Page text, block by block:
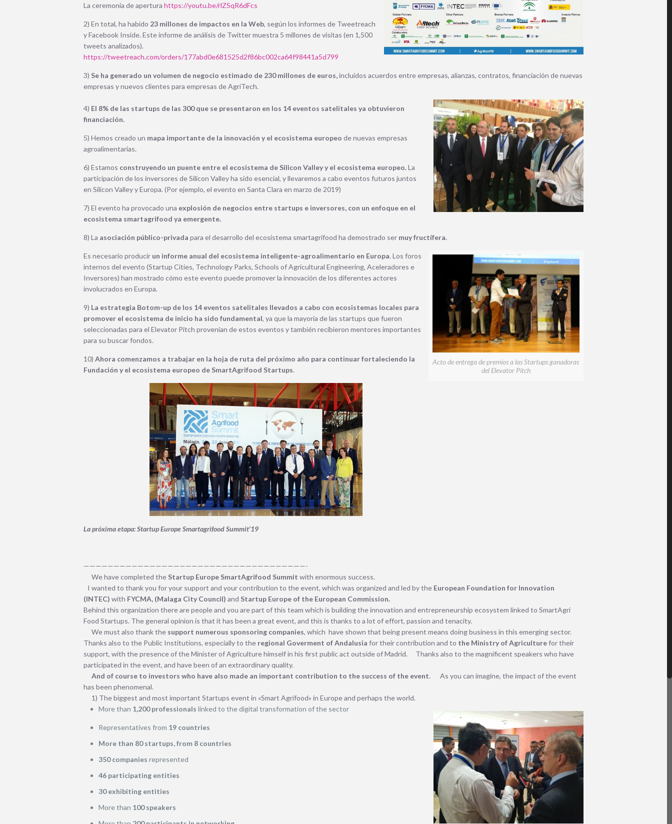
La ceremonia de aperturahttps://youtu.be/rlZSqR6dFcs
2) En total, ha habido 23 millones de impactos en la Web, según los informes de Tweetreach
y Facebook Inside.Este informe de análisis de Twitter muestra 5 millones de visitas (en 1,500
tweets analizados).
https://tweetreach.com/orders/177abd0e681525d2f86bc002ca64f98441a5d799
3) Se ha generado un volumen de negocio estimado de 230 millones de euros,incluidos acuerdos entre empresas, alianzas, contratos, financiación de nuevas
empresas y nuevos clientes para empresas de AgriTech.
4) El 8% de las startups de las 300 que se presentaron en los 14 eventos satelitales ya obtuvieron
financiación.
5) Hemos creado un mapa importante de la innovación y el ecosistema europeo de nuevas empresas
agroalimentarias.
6) Estamos construyendo un puente entre el ecosistema de Silicon Valley y el ecosistema europeo.La
participación de los inversores de Silicon Valley ha sido esencial, y llevaremos a cabo eventos futuros juntos
en Silicon Valley y Europa.(Por ejemplo, el evento en Santa Clara en marzo de 2019)
7) El evento ha provocado una explosión de negocios entre startups e inversores, con un enfoque en el
ecosistema smartagrifood ya emergente.
8) La asociación público-privada para el desarrollo del ecosistema smartagrifood ha demostrado ser muy fructífera.
Acto de entrega de premios a las Startups ganadoras
del Elevator Pitch
Es necesario producir un informe anual del ecosistema inteligente-agroalimentario en Europa.Los foros
internos del evento (Startup Cities, Technology Parks, Schools of Agricultural Engineering, Aceleradores e
Inversores) han mostrado cómo este evento puede promover la innovación de los diferentes actores
involucrados en Europa.
9) La estrategia Botom-up de los 14 eventos satelitales llevados a cabo con ecosistemas locales para
promover el ecosistema de inicio ha sido fundamental, ya que la mayoría de las startups que fueron
seleccionadas para el Elevator Pitch provenían de estos eventos y también recibieron mentores importantes
para subuscar fondos.
10)Ahora comenzamos a trabajar en la hoja de ruta del próximo año para continuar fortaleciendo la
Fundación y el ecosistema europeo de SmartAgrifood Startups.
La próxima etapa: Startup Europe Smartagrifood Summit’19
—————————————————————————————————————-
We have completed the Startup Europe SmartAgrifood Summitwith enormous success.
I wanted to thank you for your support and your contribution to the event, which was organized and led by the European Foundation for Innovation
(INTEC) with FYCMA, (Malaga City Council) and Startup Europe of the European Commission.
Behind this organization there are people and you are part of this team which is building the innovation and entrepreneurship ecosystem linked to SmartAgri
Food Startups. The general opinion is that it has been a great event, and this is thanks to a lot of effort, passion and tenacity.
We must also thank the support numerous sponsoring companies, which have shown that being present means doing business in this emerging sector.
Thanks also to the Public Institutions, especially to the regional Goverment of Andalusiafor their contribution and to the Ministry of Agriculturefor their
support, with the presence of the Minister of Agriculture himself in his first public act outside of Madrid. Thanks also to the magnificent speakers who have
participated in the event, and have been of an extraordinary quality.
And of course to investors who have also made an important contribution to the success of the event. As you can imagine, the impact of the event
has been phenomenal.
1) The biggest and most important Startups event in «Smart Agrifood» in Europe and perhaps the world.
More than 1,200 professionals linked to the digital transformation of the sector
Representatives from 19 countries
More than 80 startups, from 8 countries
350 companies represented
46 participating entities
30 exhibiting entities
More than 100 speakers